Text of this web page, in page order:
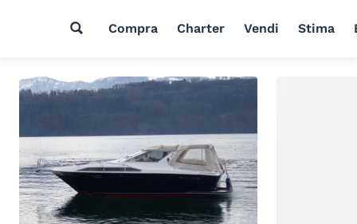
Compra Charter Vendi Stima